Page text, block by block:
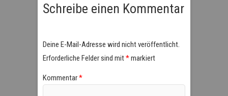
Schreibe einen Kommentar
Deine E-Mail-Adresse wird nicht veröffentlicht.
Erforderliche Felder sind mit*markiert
Kommentar*